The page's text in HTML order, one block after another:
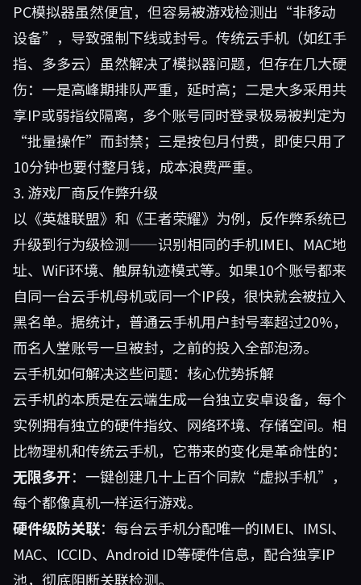
PC模拟器虽然便宜，但容易被游戏检测出“非移动
设备”，导致强制下线或封号。传统云手机（如红手
指、多多云）虽然解决了模拟器问题，但存在几大硬
伤：一是高峰期排队严重，延时高；二是大多采用共
享IP或弱指纹隔离，多个账号同时登录极易被判定为
“批量操作”而封禁；三是按包月付费，即使只用了
10分钟也要付整月钱，成本浪费严重。
3. 游戏厂商反作弊升级
以《英雄联盟》和《王者荣耀》为例，反作弊系统已
升级到行为级检测——识别相同的手机IMEI、MAC地
址、WiFi环境、触屏轨迹模式等。如果10个账号都来
自同一台云手机母机或同一个IP段，很快就会被拉入
黑名单。据统计，普通云手机用户封号率超过20%，
而名人堂账号一旦被封，之前的投入全部泡汤。
云手机如何解决这些问题：核心优势拆解
云手机的本质是在云端生成一台独立安卓设备，每个
实例拥有独立的硬件指纹、网络环境、存储空间。相
比物理机和传统云手机，它带来的变化是革命性的：
无限多开：一键创建几十上百个同款“虚拟手机”，
每个都像真机一样运行游戏。
硬件级防关联：每台云手机分配唯一的IMEI、IMSI、
MAC、ICCID、Android ID等硬件信息，配合独享IP
池，彻底阻断关联检测。